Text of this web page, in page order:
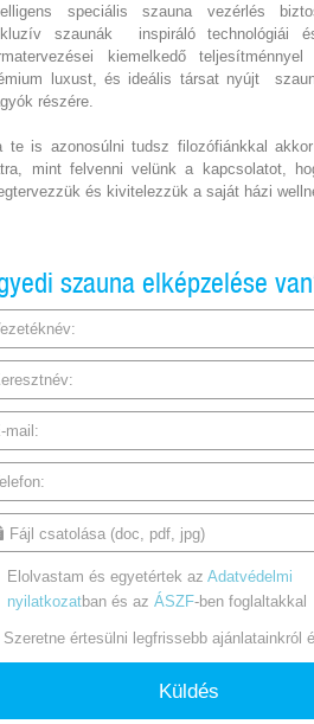
speciális szauna vezérlés
szaunák inspiráló technológiái
kiemelkedő teljesítménnyel
luxust, és ideális társat nyújt
részére.
te is azonosúlni tudsz filozófiánkkal
mint felvenni velünk a kapcsolatot,
és kivitelezzük a saját házi
szauna elképzelése
mail:
Fájl csatolása (doc, pdf, jpg)
Elolvastam és egyetértek azAdatvédelmi
nyilatkozatban és azÁSZF-ben foglaltakkal
Szeretne értesülni legfrissebb ajánlatainkról
Küldés